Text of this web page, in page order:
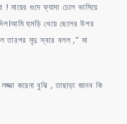
মায়ের গুদে ফ্যাদা ঢেলে ভাসিয়ে
হুমড়ি খেয়ে ছেলের উপর
তারপর মৃদু স্বরে বলল ,” মা
করেনা বুঝি , তাছাড়া জানব কি